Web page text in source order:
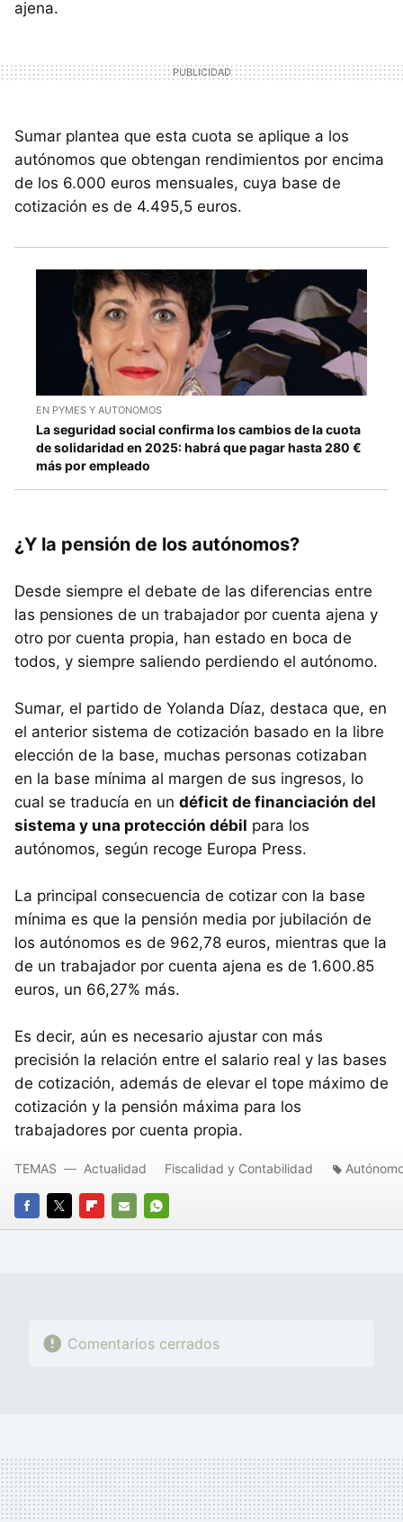
ajena.
Sumar plantea que esta cuota se aplique a los
autónomos que obtengan rendimientos por encima
de los 6.000 euros mensuales, cuya base de
cotización es de 4.495,5 euros.
EN PYMES Y AUTONOMOS
La seguridad social confirma los cambios de la cuota
de solidaridad en 2025: habrá que pagar hasta 280 €
más por empleado
¿Y la pensión de los autónomos?
Desde siempre el debate de las diferencias entre
las pensiones de un trabajador por cuenta ajena y
otro por cuenta propia, han estado en boca de
todos, y siempre saliendo perdiendo el autónomo.
Sumar, el partido de Yolanda Díaz, destaca que, en
el anterior sistema de cotización basado en la libre
elección de la base, muchas personas cotizaban
en la base mínima al margen de sus ingresos, lo
cual se traducía en un déficit de financiación del
sistema y una protección débil para los
autónomos, según recoge Europa Press.
La principal consecuencia de cotizar con la base
mínima es que la pensión media por jubilación de
los autónomos es de 962,78 euros, mientras que la
de un trabajador por cuenta ajena es de 1.600.85
euros, un 66,27% más.
Es decir, aún es necesario ajustar con más
precisión la relación entre el salario real y las bases
de cotización, además de elevar el tope máximo de
cotización y la pensión máxima para los
trabajadores por cuenta propia.
FACEBOOK
TWITTERFLIPBOARD
E-
WHATSAPP
TEMAS Actualidad Fiscalidad y Contabilidad
Comentarios cerrados